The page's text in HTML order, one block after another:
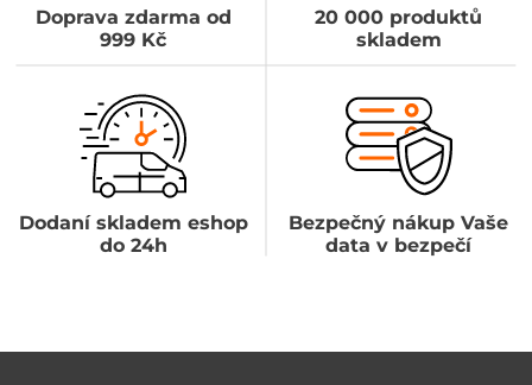
Doprava zdarma od
999 Kč
20 000 produktů
skladem
Dodaní skladem eshop
do 24h
Bezpečný nákup Vaše
data v bezpečí